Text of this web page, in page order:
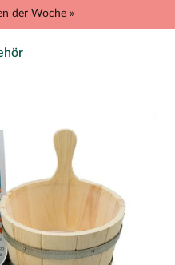
der Woche »